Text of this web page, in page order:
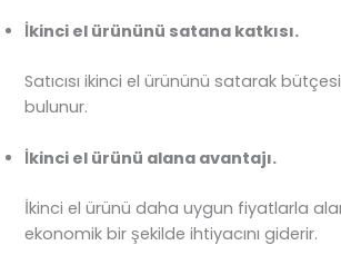
İkinci el ürününü satana katkısı.
Satıcısı ikinci el ürününü satarak
bulunur.
İkinci el ürünü alana avantajı.
İkinci el ürünü daha uygun fiyatlarla
ekonomik bir şekilde ihtiyacını giderir.